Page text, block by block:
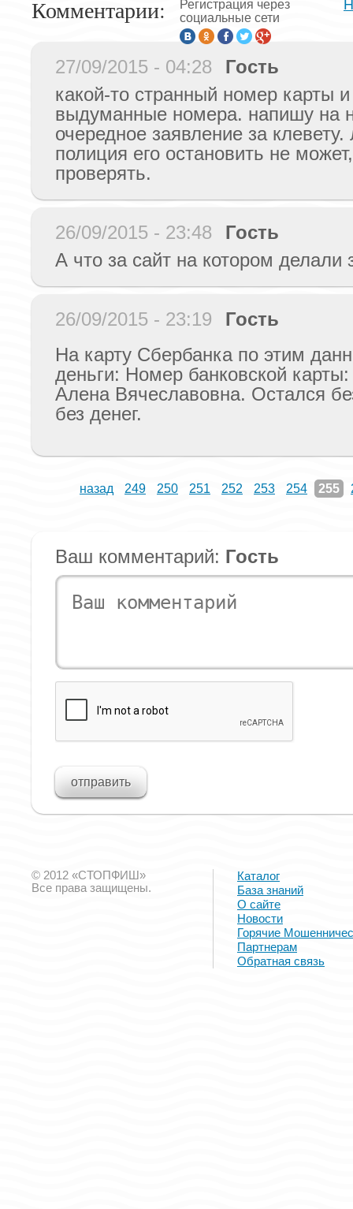
Комментарии:
Регистрация через
социальные сети
27/09/2015 - 04:28
Гость
какой-то странный номер карты
выдуманные номера. напишу на
очередное заявление за
полиция его остановить не
проверять.
26/09/2015 - 23:48
Гость
А что за сайт на котором делали
26/09/2015 - 23:19
Гость
На карту Сбербанка по этим
деньги: Номер банковской
Алена Вячеславовна. Остался
без денег.
назад 249 250 251 252 253 254 255
Ваш комментарий: Гость
© 2012 «СТОПФИШ»
Все права защищены.
Каталог
База знаний
О сайте
Новости
Горячие
Партнерам
Обратная связь